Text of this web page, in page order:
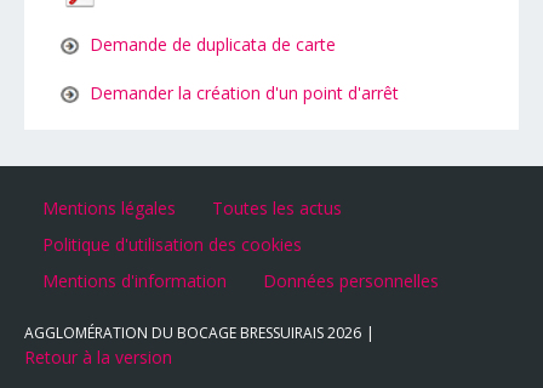
Demande de duplicata de carte
Demander la création d'un point d'arrêt
Mentions légales
Toutes les actus
Politique d'utilisation des cookies
Mentions d'information
Données personnelles
AGGLOMÉRATION DU BOCAGE BRESSUIRAIS2026
Retour à la version